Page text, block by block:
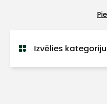
Izvēlies kategoriju